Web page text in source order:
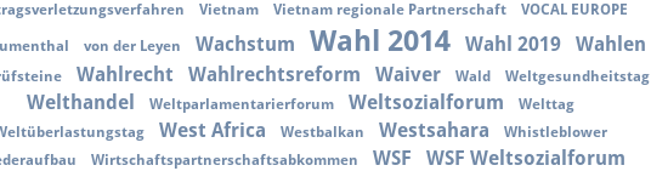
Vietnam Vietnam regionale Partnerschaft VOCAL EUROPE
von der Leyen Wachstum Wahl 2014 Wahl 2019 Wahlen
Wahlrecht Wahlrechtsreform Waiver Wald Weltgesundheitstag
Welthandel Weltparlamentarierforum Weltsozialforum
Welttag
West Africa Westbalkan Westsahara
Whistleblower
Wirtschaftspartnerschaftsabkommen WSF
WSF Weltsozialforum